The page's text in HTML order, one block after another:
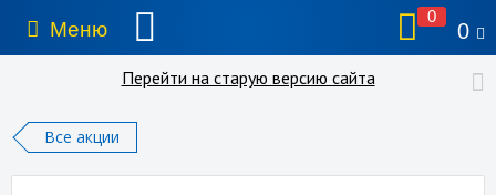
Меню
0
0
Перейти на старую версию сайта
Все акции